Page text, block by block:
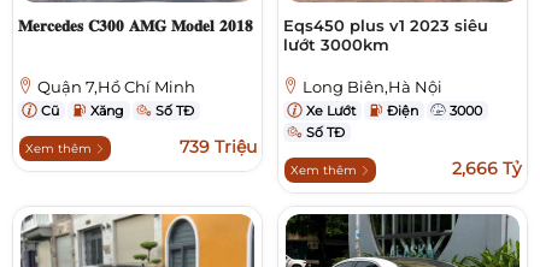
𝐌𝐞𝐫𝐜𝐞𝐝𝐞𝐬 𝐂𝟑𝟎𝟎 𝐀𝐌𝐆 𝐌𝐨𝐝𝐞𝐥 𝟐𝟎𝟏𝟖
Quận 7,Hồ Chí Minh
Cũ Xăng Số TĐ
Xem thêm 739 Triệu
Eqs450 plus v1 2023 siêu
lướt 3000km
Long Biên,Hà Nội
Xe Lướt Điện
3000
Số TĐ
Xem thêm 2,666 Tỷ